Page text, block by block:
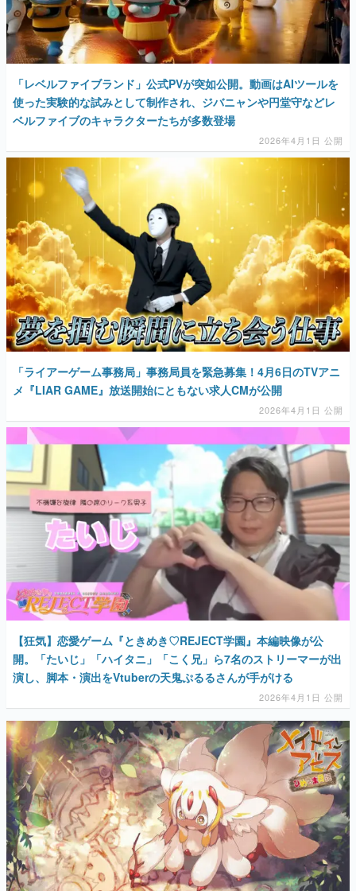
「レベルファイブランド」公式PVが突如公開。動画はAIツールを
使った実験的な試みとして制作され、ジバニャンや円堂守などレ
ベルファイブのキャラクターたちが多数登場
2026年4月1日 公開
「ライアーゲーム事務局」事務局員を緊急募集！4月6日のTVアニ
メ『LIAR GAME』放送開始にともない求人CMが公開
2026年4月1日 公開
【狂気】恋愛ゲーム『ときめき♡REJECT学園』本編映像が公
開。「たいじ」「ハイタニ」「こく兄」ら7名のストリーマーが出
演し、脚本・演出をVtuberの天鬼ぷるるさんが手がける
2026年4月1日 公開